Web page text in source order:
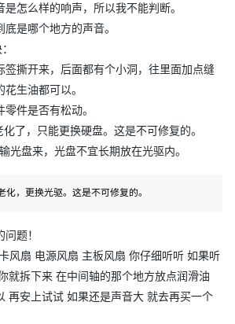
怎么样的响声，所以我不能判断。
是哪个地方的声音。
签撕开来，后面都有个小洞，往里面加点缝
生油都可以。
件是否有松动。
了，只能更换硬盘。这是不可修复的。
光盘来，光盘不宜长期放在光驱内。
，更换光驱。这是不可修复的。
题！
风扇 电源风扇 主板风扇 你仔细听听 如果听
就拆下来 在中间轴的那个地方放点润滑油
再安上试试 如果还是声音大 就去再买一个